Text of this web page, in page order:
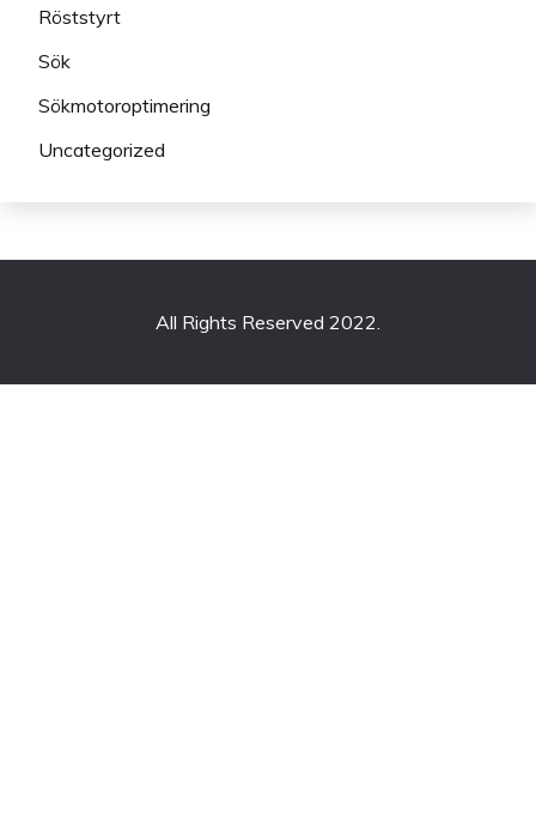
Röststyrt
Sök
Sökmotoroptimering
Uncategorized
All Rights Reserved 2022.